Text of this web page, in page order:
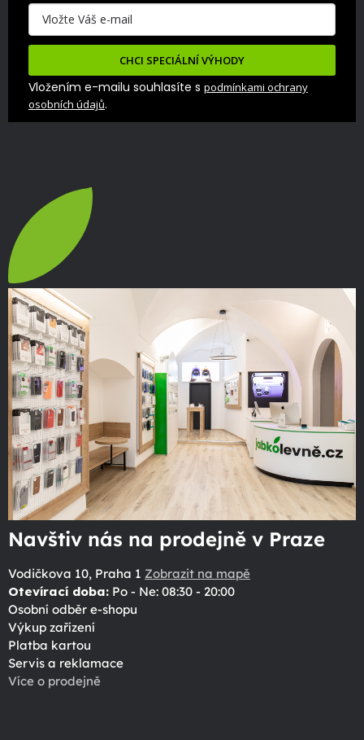
CHCI SPECIÁLNÍ VÝHODY
Vložením e-mailu souhlasíte s podmínkami ochrany
osobních údajů.
Navštiv nás na prodejně v Praze
Vodičkova 10, Praha 1 Zobrazit na mapě
Otevírací doba: Po - Ne: 08:30 - 20:00
Osobní odběr e-shopu
Výkup zařízení
Platba kartou
Servis a reklamace
Více o prodejně